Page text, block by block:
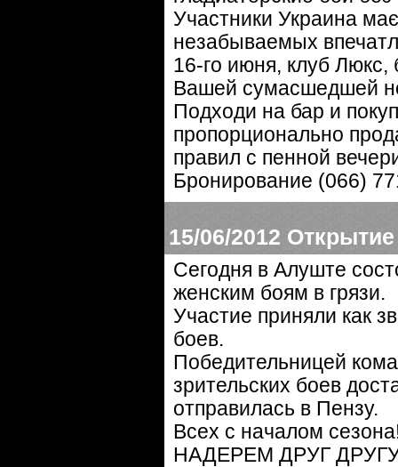
Участники Украина
незабываемых
16-го июня, клуб Люкс,
Вашей сумасшедшей
Подходи на бар и
пропорционально
правил с пенной
Бронирование (066)
15/06/2012 Открытие
Сегодня в Алуште
женским боям в грязи.
Участие приняли как
боев.
Победительницей
зрительских боев
отправилась в Пензу.
Всех с началом
НАДЕРЕМ ДРУГ